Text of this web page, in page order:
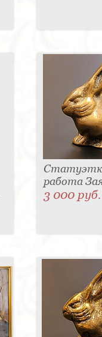
работа
3 000